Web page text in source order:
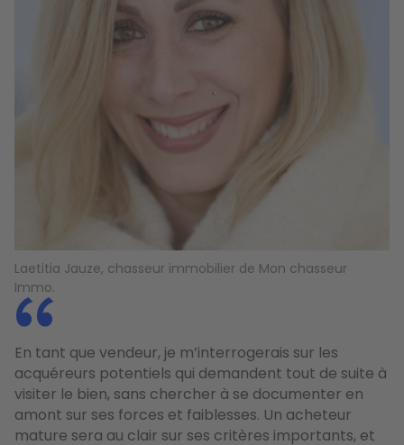
Laetitia Jauze, chasseur immobilier de Mon chasseur
Immo.
En tant que vendeur, je m’interrogerais sur les
acquéreurs potentiels qui demandent tout de suite à
visiter le bien, sans chercher à se documenter en
amont sur ses forces et faiblesses. Un acheteur
mature sera au clair sur ses critères importants, et